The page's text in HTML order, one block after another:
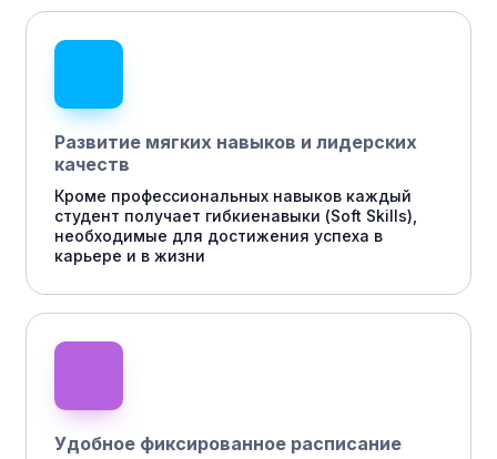
Развитие мягких навыков и лидерских
качеств
Кроме профессиональных навыков каждый
студент получает гибкиенавыки (Soft Skills),
необходимые для достижения успеха в
карьере и в жизни
Удобное фиксированное расписание